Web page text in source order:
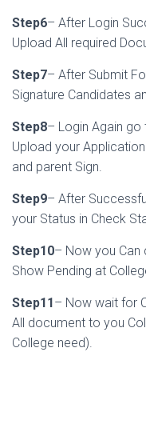
Step6– After Login
Upload All required
Step7– After Submit
Signature Candidates
Step8– Login Again go
Upload your
and parent Sign.
Step9– After
your Status in Check
Step10– Now you Can
Show Pending at
Step11 – Now wait for
All document to you
College need).